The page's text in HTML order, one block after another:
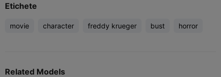
Etichete
movie character freddy krueger bust horror
Related Models